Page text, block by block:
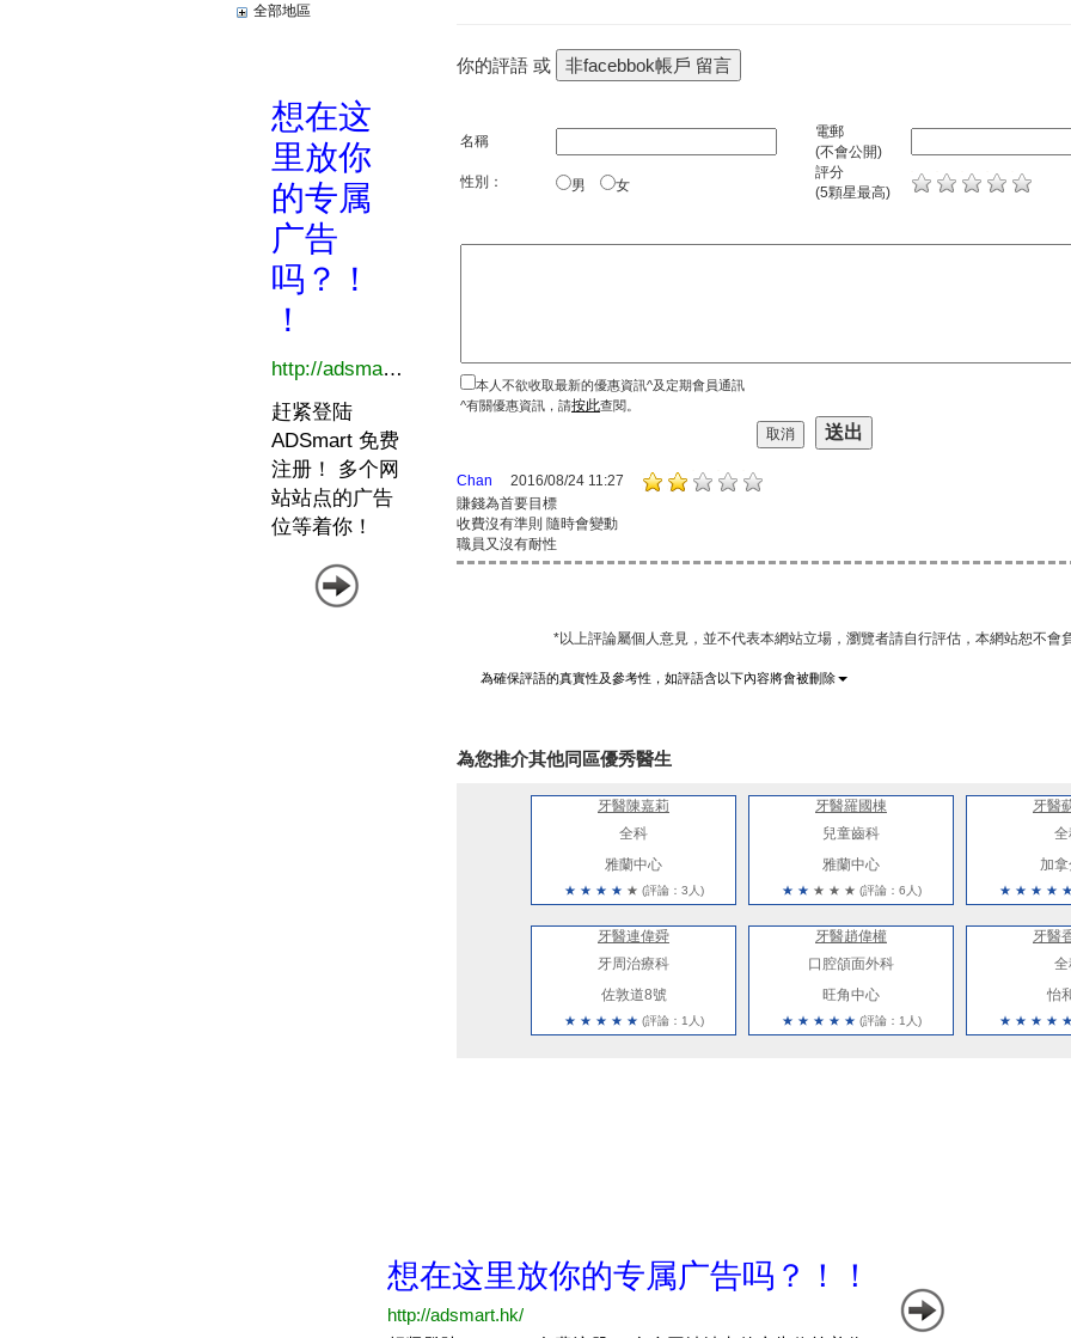
全部地區
你的評語 或
名稱
電郵
(不會公開)
性別：
男 女
評分
(5顆星最高)
本人不欲收取最新的優惠資訊^及定期會員通訊
^有關優惠資訊，請按此查閱。
Chan
2016/08/24 11:27
賺錢為首要目標
收費沒有準則 隨時會變動
職員又沒有耐性
*以上評論屬個人意見，並不代表本網站立場，瀏覽者請自行評估，本網站恕不會
為確保評語的真實性及參考性，如評語含以下內容將會被刪除
為您推介其他同區優秀醫生
牙醫陳嘉莉
全科
雅蘭中心
★ ★ ★ ★ ★ (評論：3人)
牙醫羅國棟
兒童齒科
雅蘭中心
★ ★ ★ ★ ★ (評論：6人)
牙醫
加
★ ★ ★ ★ ★
牙醫連偉舜
牙周治療科
佐敦道8號
★ ★ ★ ★ ★ (評論：1人)
牙醫趙偉權
口腔頜面外科
旺角中心
★ ★ ★ ★ ★ (評論：1人)
牙醫
怡
★ ★ ★ ★ ★